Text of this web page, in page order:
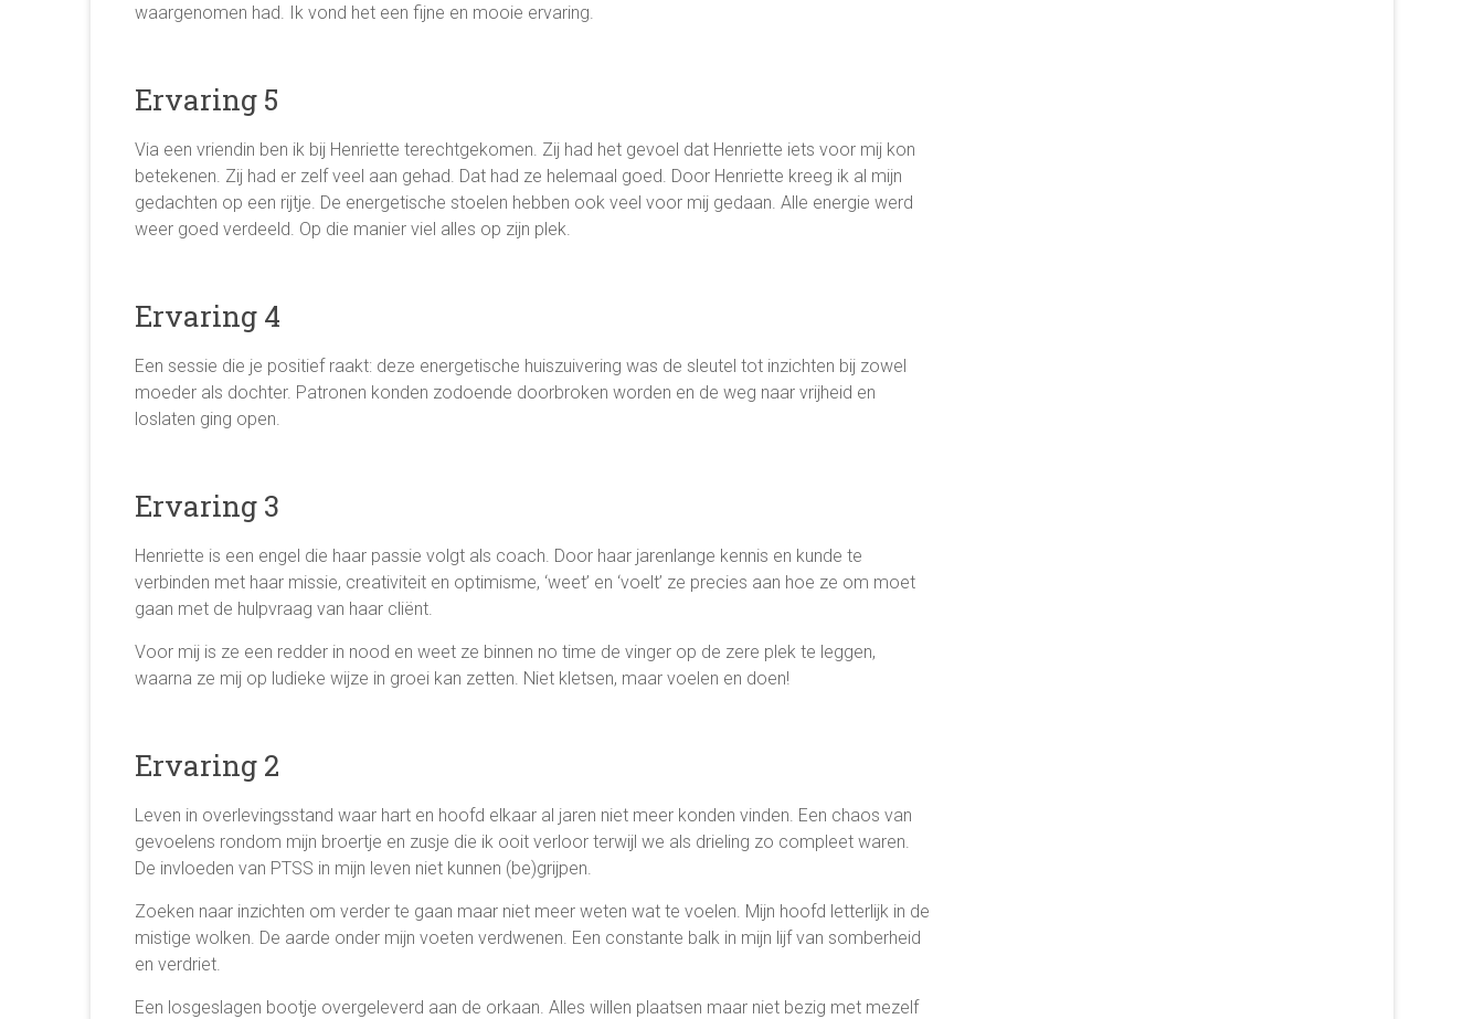
waargenomen had. Ik vond het een fijne en mooie ervaring.
Ervaring 5
Via een vriendin ben ik bij Henriette terechtgekomen. Zij had het gevoel dat Henriette iets voor mij kon
betekenen. Zij had er zelf veel aan gehad. Dat had ze helemaal goed. Door Henriette kreeg ik al mijn
gedachten op een rijtje. De energetische stoelen hebben ook veel voor mij gedaan. Alle energie werd
weer goed verdeeld. Op die manier viel alles op zijn plek.
Ervaring 4
Een sessie die je positief raakt: deze energetische huiszuivering was de sleutel tot inzichten bij zowel
moeder als dochter. Patronen konden zodoende doorbroken worden en de weg naar vrijheid en
loslaten ging open.
Ervaring 3
Henriette is een engel die haar passie volgt als coach. Door haar jarenlange kennis en kunde te
verbinden met haar missie, creativiteit en optimisme, ‘weet’ en ‘voelt’ ze precies aan hoe ze om moet
gaan met de hulpvraag van haar cliënt.
Voor mij is ze een redder in nood en weet ze binnen no time de vinger op de zere plek te leggen,
waarna ze mij op ludieke wijze in groei kan zetten. Niet kletsen, maar voelen en doen!
Ervaring 2
Leven in overlevingsstand waar hart en hoofd elkaar al jaren niet meer konden vinden. Een chaos van
gevoelens rondom mijn broertje en zusje die ik ooit verloor terwijl we als drieling zo compleet waren.
De invloeden van PTSS in mijn leven niet kunnen (be)grijpen.
Zoeken naar inzichten om verder te gaan maar niet meer weten wat te voelen. Mijn hoofd letterlijk in de
mistige wolken. De aarde onder mijn voeten verdwenen. Een constante balk in mijn lijf van somberheid
en verdriet.
Een losgeslagen bootje overgeleverd aan de orkaan. Alles willen plaatsen maar niet bezig met mezelf